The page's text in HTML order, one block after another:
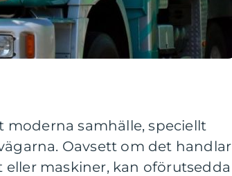
moderna samhälle, speciellt
Oavsett om det handlar
maskiner, kan oförutsedda